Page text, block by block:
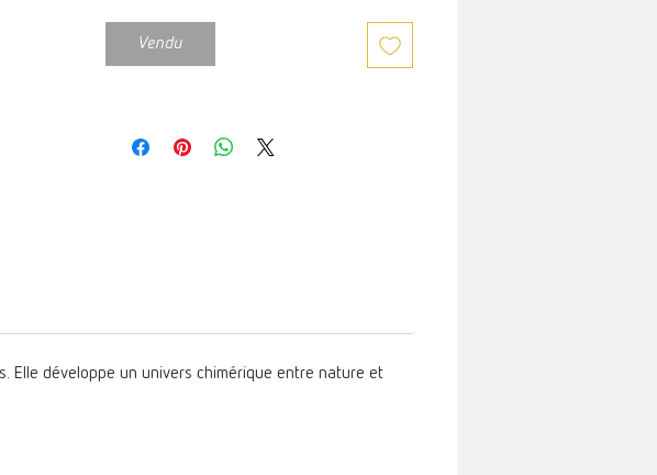
Vendu
Elle développe un univers chimérique entre nature et